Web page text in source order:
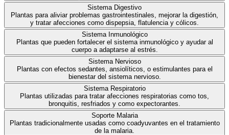
Sistema Digestivo
Plantas para aliviar problemas gastrointestinales, mejorar la digestión,
y tratar afecciones como dispepsia, flatulencia y cólicos.
Sistema Inmunológico
Plantas que pueden fortalecer el sistema inmunológico y ayudar al
cuerpo a adaptarse al estrés.
Sistema Nervioso
Plantas con efectos sedantes, ansiolíticos, o estimulantes para el
bienestar del sistema nervioso.
Sistema Respiratorio
Plantas utilizadas para tratar afecciones respiratorias como tos,
bronquitis, resfriados y como expectorantes.
Soporte Malaria
Plantas tradicionalmente usadas como coadyuvantes en el tratamiento
de la malaria.